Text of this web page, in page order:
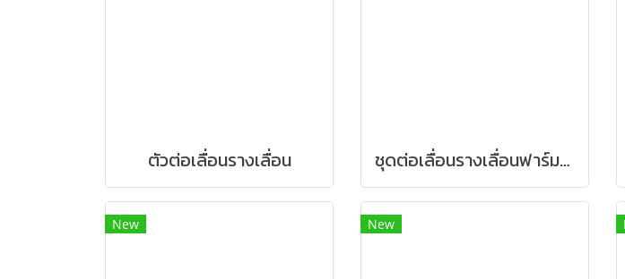
ตัวต่อเลื่อนรางเลื่อน ชุดต่อเลื่อนรางเลื่อนฟาร์มสัตว์
New New